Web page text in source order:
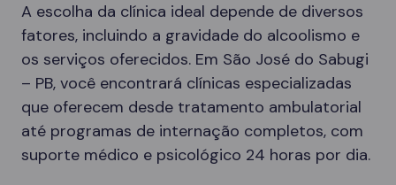
A escolha da clínica ideal depende de diversos
fatores, incluindo a gravidade do alcoolismo e
os serviços oferecidos. Em São José do Sabugi
– PB, você encontrará clínicas especializadas
que oferecem desde tratamento ambulatorial
até programas de internação completos, com
suporte médico e psicológico 24 horas por dia.